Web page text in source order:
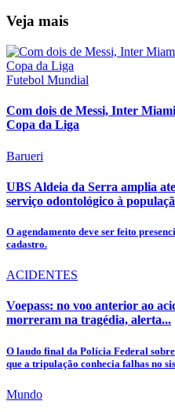
Veja mais
Futebol Mundial
Com dois de Messi, Inter
Copa da Liga
Barueri
UBS Aldeia da Serra amplia
serviço odontológico à
O agendamento deve ser feito
cadastro.
ACIDENTES
Voepass: no voo anterior ao
morreram na tragédia, alerta...
O laudo final da Polícia Federal
que a tripulação conhecia falhas no
Mundo